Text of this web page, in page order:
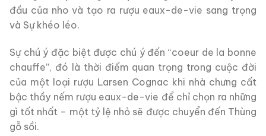
đầu của nho và tạo ra rượu eaux-de-vie sang trọng
và Sự khéo léo.
Sự chú ý đặc biệt được chú ý đến “coeur de la bonne
chauffe”, đó là thời điểm quan trọng trong cuộc đời
của một loại rượu Larsen Cognac khi nhà chưng cất
bậc thầy nếm rượu eaux-de-vie để chỉ chọn ra những
gì tốt nhất – một tỷ lệ nhỏ sẽ được chuyển đến Thùng
gỗ sồi.